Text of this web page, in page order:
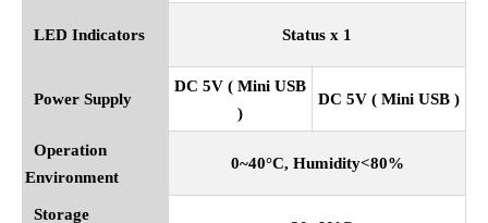
LED Indicators Status x 1
Power Supply
DC 5V ( Mini USB
)
DC 5V ( Mini USB )
Operation
Environment
0~40°C, Humidity<80%
Storage